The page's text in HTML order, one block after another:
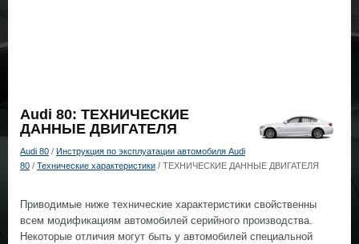
Audi 80: ТЕХНИЧЕСКИЕ
ДАННЫЕ ДВИГАТЕЛЯ
Audi 80 / Инструкция по эксплуатации автомобиля Audi
80 / Технические характеристики / ТЕХНИЧЕСКИЕ ДАННЫЕ ДВИГАТЕЛЯ
Приводимые ниже технические характеристики свойственны
всем модификациям автомобилей серийного производства.
Некоторые отличия могут быть у автомобилей специальной